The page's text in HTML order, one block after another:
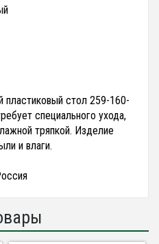
пластиковый стол 259-160-
специального ухода,
тряпкой. Изделие
и влаги.